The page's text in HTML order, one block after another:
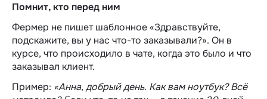
Помнит, кто перед ним
Фермер не пишет шаблонное «Здравствуйте,
подскажите, вы у нас что-то заказывали?». Он в
курсе, что происходило в чате, когда это было и что
заказывал клиент.
Пример: «Анна, добрый день. Как вам ноутбук? Всё